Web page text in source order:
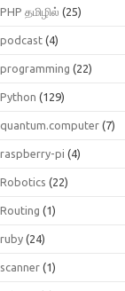
PHP தமிழில் (25)
podcast (4)
programming (22)
Python (129)
quantum.computer (7)
raspberry-pi (4)
Robotics (22)
Routing (1)
ruby (24)
scanner (1)